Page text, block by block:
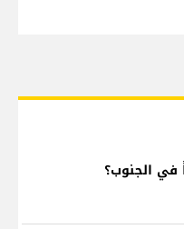
الجنوب؟